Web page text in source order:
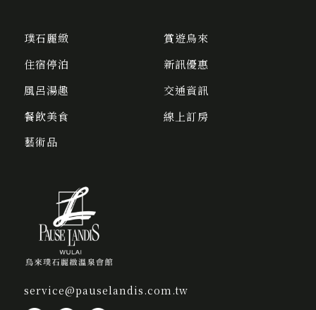
璞石麗緻
住宿停泊
風呂湯趣
餐飲美食
藝術品
賞遊烏來
新訊優惠
交通資訊
線上訂房
service@pauselandis.com.tw